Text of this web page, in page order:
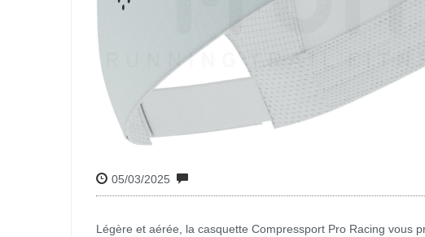
05/03/2025
Légère et aérée, la casquette Compressport Pro Racing vous